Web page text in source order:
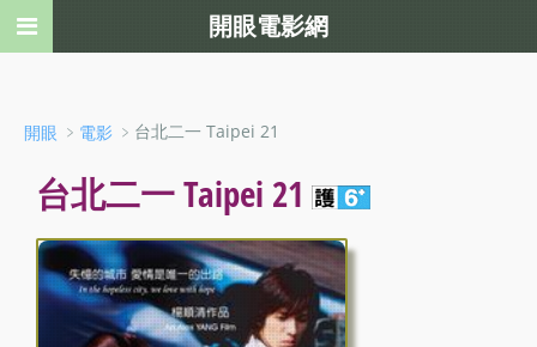
開眼 ﹥ 電影 ﹥台北二一 Taipei 21
台北二一 Taipei 21
開眼電影網